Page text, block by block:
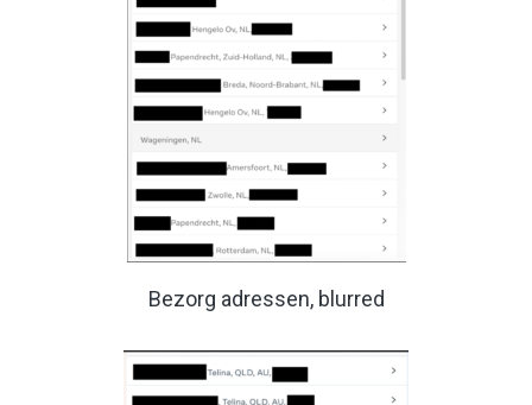
Bezorg adressen, blurred